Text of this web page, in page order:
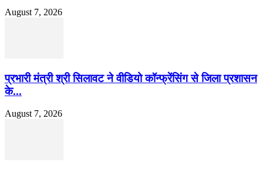
August 7, 2026
प्रभारी मंत्री श्री सिलावट ने वीडियो कॉन्फ्रेंसिंग से जिला प्रशासन
के...
August 7, 2026